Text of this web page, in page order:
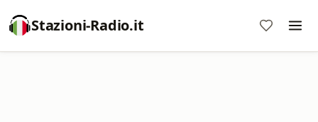
Stazioni-Radio.it